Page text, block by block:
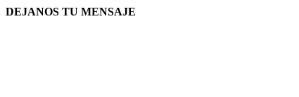
DEJANOS TU MENSAJE